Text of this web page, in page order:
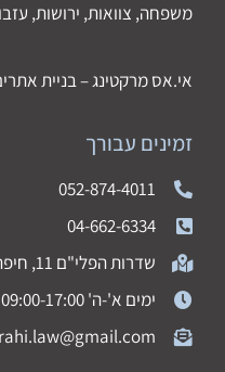
משפחה, צוואות, ירושות,
אי.אס מרקטינג – בניית
זמינים עבורך
052-874-4011
04-662-6334
שדרות הפלי"ם 11, חיפה
ימים א'-ה' 09:00-17:00